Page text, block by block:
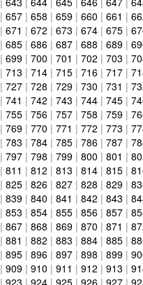
657| 658 | 659| 660 | 661 |
| 671 | 672 | 673 | 674| 675|
685| 686| 687| 688 | 689|
| 699| 700 | 701 | 702 | 703 |
| 713 | 714| 715| 716| 717|
727| 728 | 729| 730 | 731 |
| 741 | 742 | 743 | 744| 745|
755| 756| 757| 758 | 759|
| 769| 770 | 771 | 772 | 773 |
| 783 | 784| 785| 786| 787|
797| 798 | 799| 800 | 801 |
| 811 | 812 | 813 | 814| 815|
825| 826| 827| 828 | 829|
| 839| 840 | 841 | 842 | 843 |
| 853 | 854| 855| 856| 857|
867| 868 | 869| 870 | 871 |
| 881 | 882 | 883 | 884| 885|
895| 896| 897| 898 | 899|
| 909| 910 | 911 | 912 | 913 |
| 923 | 924| 925| 926| 927|